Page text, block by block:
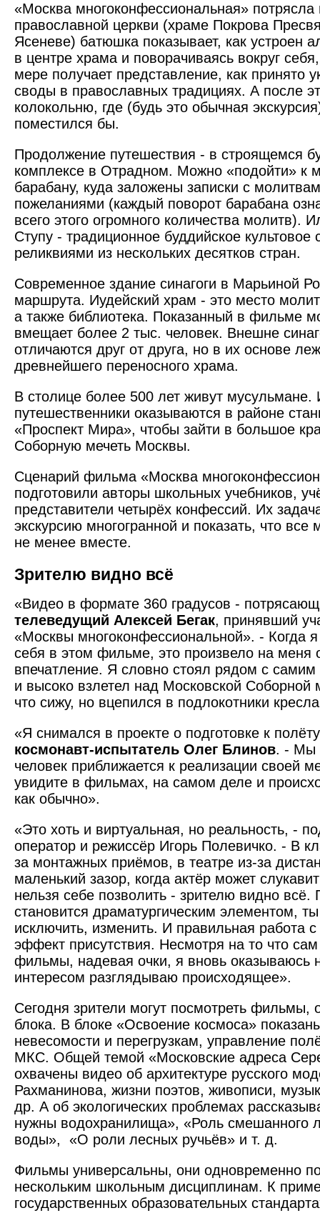
«Москва многоконфессиональная»
православной церкви (храме Покрова
Ясеневе) батюшка показывает, как устроен
в центре храма и поворачиваясь вокруг
мере получает представление, как принято
своды в православных традициях. А после
колокольню, где (будь это обычная
поместился бы.
Продолжение путешествия - в строящемся
комплексе в Отрадном. Можно «подойти» к
барабану, куда заложены записки с
пожеланиями (каждый поворот барабана
всего этого огромного количества молитв).
Ступу - традиционное буддийское культовое
реликвиями из нескольких десятков стран.
Современное здание синагоги в Марьиной
маршрута. Иудейский храм - это место
а также библиотека. Показанный в фильме
вмещает более 2 тыс. человек. Внешне
отличаются друг от друга, но в их основе
древнейшего переносного храма.
В столице более 500 лет живут мусульмане.
путешественники оказываются в районе
«Проспект Мира», чтобы зайти в большое
Соборную мечеть Москвы.
Сценарий фильма «Москва
подготовили авторы школьных учебников,
представители четырёх конфессий. Их
экскурсию многогранной и показать, что
не менее вместе.
Зрителю видно всё
«Видео в формате 360 градусов -
телеведущий Алексей Бегак, принявший
«Москвы многоконфессиональной». - Когда
себя в этом фильме, это произвело на меня
впечатление. Я словно стоял рядом с
и высоко взлетел над Московской
что сижу, но вцепился в подлокотники
«Я снимался в проекте о подготовке к
космонавт-испытатель Олег Блинов. - Мы
человек приближается к реализации своей
увидите в фильмах, на самом деле и
как обычно».
«Это хоть и виртуальная, но реальность, -
оператор и режиссёр Игорь Полевичко. - В
за монтажных приёмов, в театре из-за
маленький зазор, когда актёр может
нельзя себе позволить - зрителю видно всё.
становится драматургическим элементом,
исключить, изменить. И правильная работа
эффект присутствия. Несмотря на то что
фильмы, надевая очки, я вновь оказываюсь
интересом разглядываю происходящее».
Сегодня зрители могут по­смотреть фильмы,
блока. В блоке «Освоение космоса»
невесомости и перегрузкам, управление
МКС. Общей темой «Московские адреса
охвачены видео об архитектуре русского
Рахманинова, жизни поэтов, живописи,
др. А об экологических проблемах
нужны водохранилища», «Роль смешанного
воды», «О роли лесных ручьёв» и т. д.
Фильмы универсальны, они одновременно
нескольким школьным дисциплинам. К
государственных образовательных